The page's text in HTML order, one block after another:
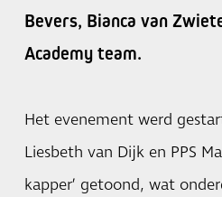
Bevers, Bianca van
Academy team.
Het evenement werd
Liesbeth van Dijk en PPS
kapper’ getoond, wat